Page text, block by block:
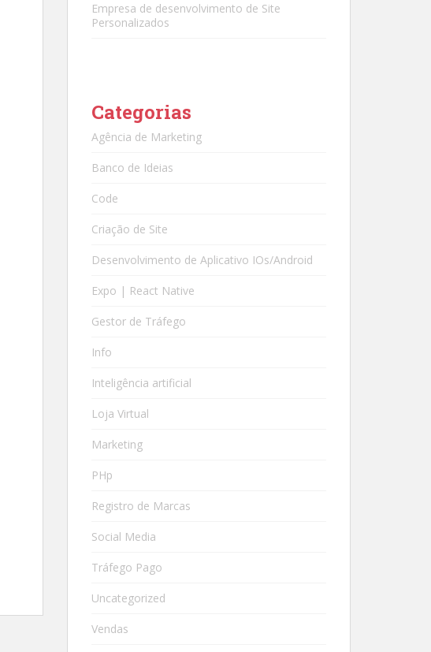
Empresa de desenvolvimento de Site
Personalizados
Categorias
Agência de Marketing
Banco de Ideias
Code
Criação de Site
Desenvolvimento de Aplicativo IOs/Android
Expo | React Native
Gestor de Tráfego
Info
Inteligência artificial
Loja Virtual
Marketing
PHp
Registro de Marcas
Social Media
Tráfego Pago
Uncategorized
Vendas